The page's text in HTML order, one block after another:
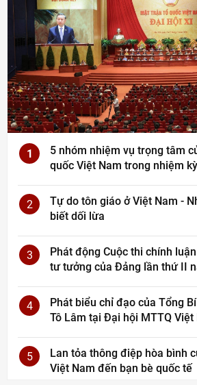
1
5 nhóm nhiệm vụ trọng tâm
quốc Việt Nam trong nhiệm
2
Tự do tôn giáo ở Việt Nam -
biết dối lừa
3
Phát động Cuộc thi chính
tư tưởng của Đảng lần thứ II
4
Phát biểu chỉ đạo của Tổng
Tô Lâm tại Đại hội MTTQ
5
Lan tỏa thông điệp hòa bình
Việt Nam đến bạn bè quốc tế